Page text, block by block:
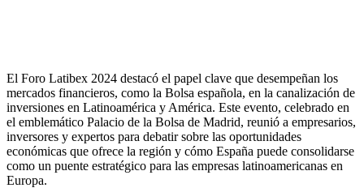
El Foro Latibex 2024 destacó el papel clave que desempeñan los
mercados financieros, como la Bolsa española, en la canalización de
inversiones en Latinoamérica y América. Este evento, celebrado en
el emblemático Palacio de la Bolsa de Madrid, reunió a empresarios,
inversores y expertos para debatir sobre las oportunidades
económicas que ofrece la región y cómo España puede consolidarse
como un puente estratégico para las empresas latinoamericanas en
Europa.